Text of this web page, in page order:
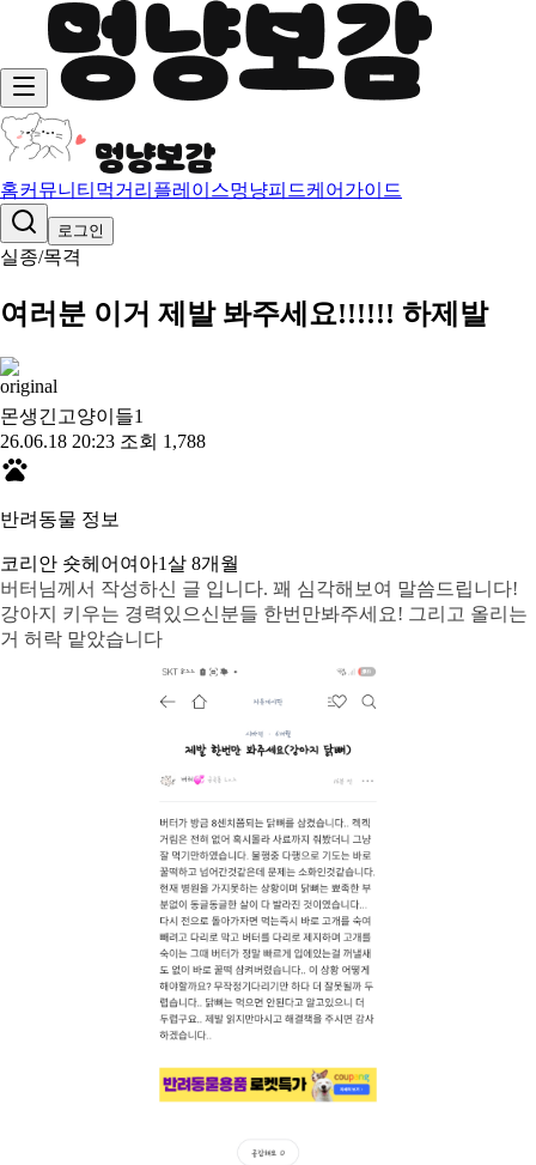
홈커뮤니티 먹거리 플레이스멍냥피드케어가이드
로그인
실종/목격
여러분 이거 제발 봐주세요!!!!!! 하제발
몬생긴고양이들1
26.06.18 20:23 조회 1,788
반려동물 정보
코리안 숏헤어 여아1살 8개월
버터님께서 작성하신 글 입니다. 꽤 심각해보여 말씀드립니다!
강아지 키우는 경력있으신분들 한번만봐주세요! 그리고 올리는
거 허락 맡았습니다